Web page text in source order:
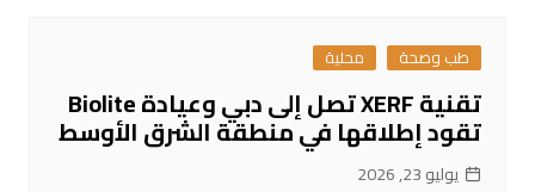
طب وصحة محلية
تقنية XERF تصل إلى دبي وعيادة Biolite
تقود إطلاقها في منطقة الشرق الأوسط
يوليو 23, 2026